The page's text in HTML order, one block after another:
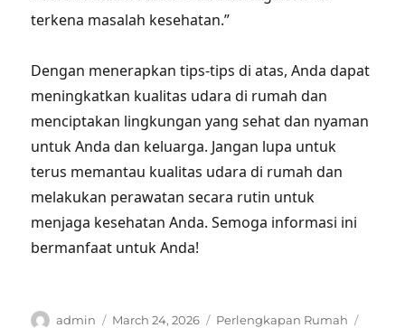
terkena masalah kesehatan.”
Dengan menerapkan tips-tips di atas, Anda dapat
meningkatkan kualitas udara di rumah dan
menciptakan lingkungan yang sehat dan nyaman
untuk Anda dan keluarga. Jangan lupa untuk
terus memantau kualitas udara di rumah dan
melakukan perawatan secara rutin untuk
menjaga kesehatan Anda. Semoga informasi ini
bermanfaat untuk Anda!
Author
admin
Posted
March 24, 2026 Categories
Perlengkapan Rumah